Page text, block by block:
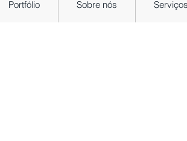
Portfólio Sobre nós